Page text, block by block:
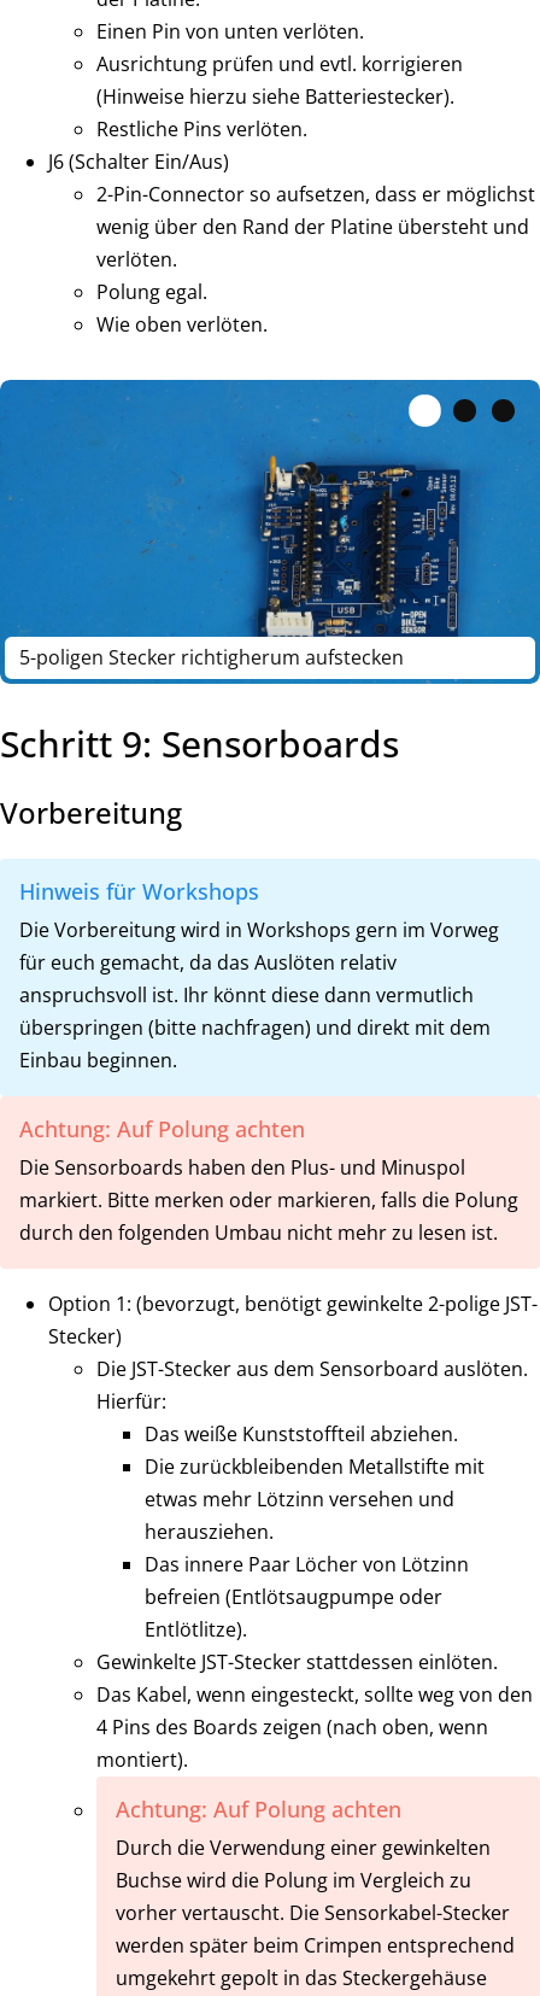
Einen Pin von unten verlöten.
Ausrichtung prüfen und evtl. korrigieren
(Hinweise hierzu siehe Batteriestecker).
Restliche Pins verlöten.
J6 (Schalter Ein/Aus)
2-Pin-Connector so aufsetzen, dass er möglichst
wenig über den Rand der Platine übersteht und
verlöten.
Polung egal.
Wie oben verlöten.
5-poligen Stecker richtigherum aufstecken
Schritt 9: Sensorboards
Vorbereitung
Hinweis für Workshops
Die Vorbereitung wird in Workshops gern im Vorweg
für euch gemacht, da das Auslöten relativ
anspruchsvoll ist. Ihr könnt diese dann vermutlich
überspringen (bitte nachfragen) und direkt mit dem
Einbau beginnen.
Achtung: Auf Polung achten
Die Sensorboards haben den Plus- und Minuspol
markiert. Bitte merken oder markieren, falls die Polung
durch den folgenden Umbau nicht mehr zu lesen ist.
Option 1: (bevorzugt, benötigt gewinkelte 2-polige JST-
Stecker)
Die JST-Stecker aus dem Sensorboard auslöten.
Hierfür:
Das weiße Kunststoffteil abziehen.
Die zurückbleibenden Metallstifte mit
etwas mehr Lötzinn versehen und
herausziehen.
Das innere Paar Löcher von Lötzinn
befreien (Entlötsaugpumpe oder
Entlötlitze).
Gewinkelte JST-Stecker stattdessen einlöten.
Das Kabel, wenn eingesteckt, sollte weg von den
4 Pins des Boards zeigen (nach oben, wenn
montiert).
Achtung: Auf Polung achten
Durch die Verwendung einer gewinkelten
Buchse wird die Polung im Vergleich zu
vorher vertauscht. Die Sensorkabel-Stecker
werden später beim Crimpen entsprechend
umgekehrt gepolt in das Steckergehäuse